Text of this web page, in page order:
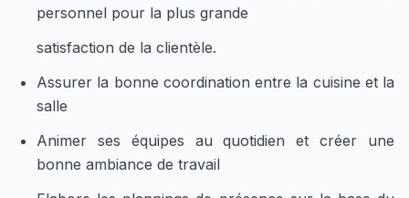
personnel pour la plus grande
satisfaction de la clientèle.
Assurer la bonne coordination entre la cuisine et la
salle
Animer ses équipes au quotidien et créer une
bonne ambiance de travail